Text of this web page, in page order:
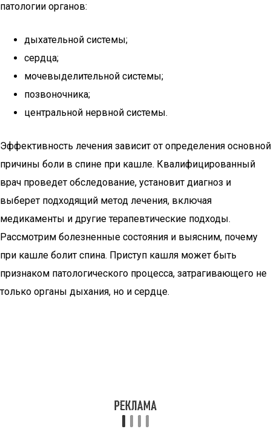
патологии органов:
дыхательной системы;
сердца;
мочевыделительной системы;
позвоночника;
центральной нервной системы.
Эффективность лечения зависит от определения основной
причины боли в спине при кашле. Квалифицированный
врач проведет обследование, установит диагноз и
выберет подходящий метод лечения, включая
медикаменты и другие терапевтические подходы.
Рассмотрим болезненные состояния и выясним, почему
при кашле болит спина. Приступ кашля может быть
признаком патологического процесса, затрагивающего не
только органы дыхания, но и сердце.